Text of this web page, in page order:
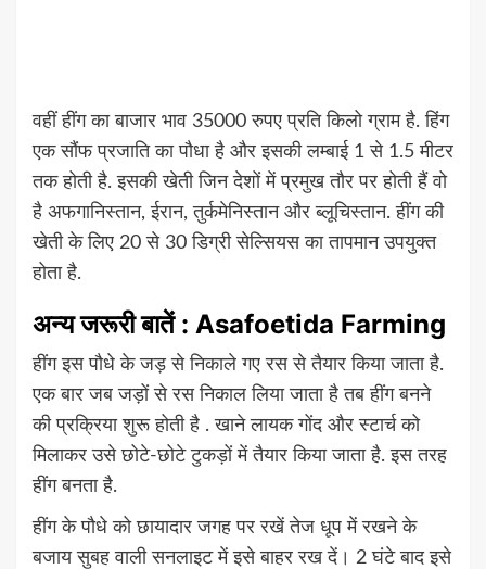
वहीं हींग का बाजार भाव 35000 रुपए प्रति किलो ग्राम है. हिंग
एक सौंफ प्रजाति का पौधा है और इसकी लम्बाई 1 से 1.5 मीटर
तक होती है. इसकी खेती जिन देशों में प्रमुख तौर पर होती हैं वो
है अफगानिस्तान, ईरान, तुर्कमेनिस्तान और ब्लूचिस्तान. हींग की
खेती के लिए 20 से 30 डिग्री सेल्सियस का तापमान उपयुक्त
होता है.
अन्य जरूरी बातें : Asafoetida Farming
हींग इस पौधे के जड़ से निकाले गए रस से तैयार किया जाता है.
एक बार जब जड़ों से रस निकाल लिया जाता है तब हींग बनने
की प्रक्रिया शुरू होती है . खाने लायक गोंद और स्टार्च को
मिलाकर उसे छोटे-छोटे टुकड़ों में तैयार किया जाता है. इस तरह
हींग बनता है.
हींग के पौधे को छायादार जगह पर रखें तेज धूप में रखने के
बजाय सुबह वाली सनलाइट में इसे बाहर रख दें। 2 घंटे बाद इसे